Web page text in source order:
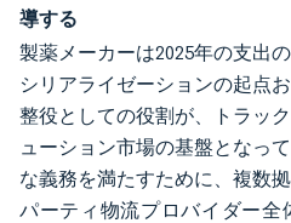
導する
製薬メーカーは2025年の支出
シリアライゼーションの起点
整役としての役割が、トラッ
ューション市場の基盤となっ
な義務を満たすために、複数
パーティ物流プロバイダー全